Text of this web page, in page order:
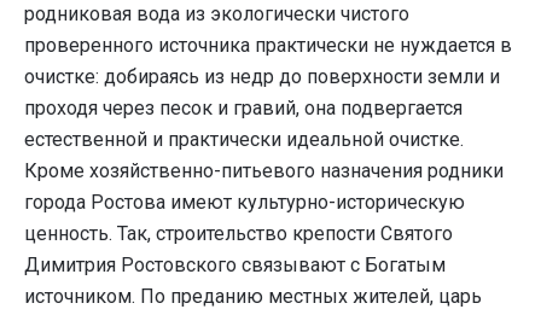
родниковая вода из экологически чистого
проверенного источника практически не нуждается в
очистке: добираясь из недр до поверхности земли и
проходя через песок и гравий, она подвергается
естественной и практически идеальной очистке.
Кроме хозяйственно-питьевого назначения родники
города Ростова имеют культурно-историческую
ценность. Так, строительство крепости Святого
Димитрия Ростовского связывают с Богатым
источником. По преданию местных жителей, царь